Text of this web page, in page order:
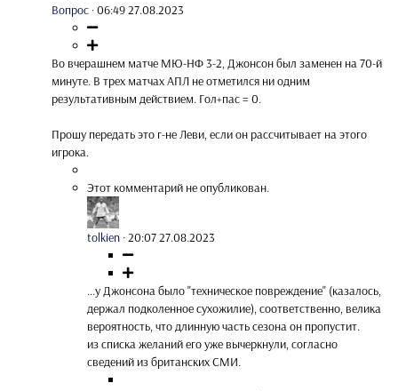
Вопрос ·06:49 27.08.2023
Во вчерашнем матче МЮ-НФ 3-2, Джонсон был заменен на 70-й
минуте. В трех матчах АПЛ не отметился ни одним
результативным действием. Гол+пас = 0.
Прошу передать это г-не Леви, если он рассчитывает на этого
игрока.
Этот комментарий не опубликован.
tolkien ·20:07 27.08.2023
...у Джонсона было "техническое повреждение" (казалось,
держал подколенное сухожилие), соответственно, велика
вероятность, что длинную часть сезона он пропустит.
из списка желаний его уже вычеркнули, согласно
сведений из британских СМИ.